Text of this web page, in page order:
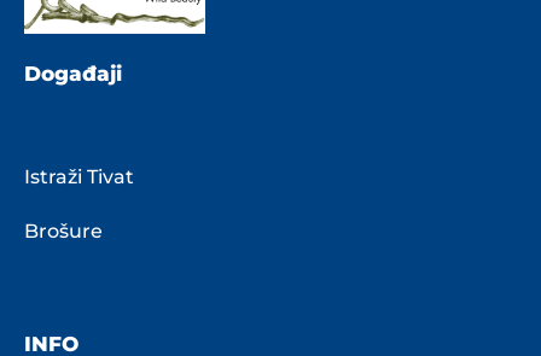
Događaji
Istraži Tivat
Brošure
INFO